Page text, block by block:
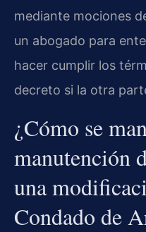
mediante mociones
un abogado para
hacer cumplir los
decreto si la otra
¿Cómo se
manutención
una
Condado de